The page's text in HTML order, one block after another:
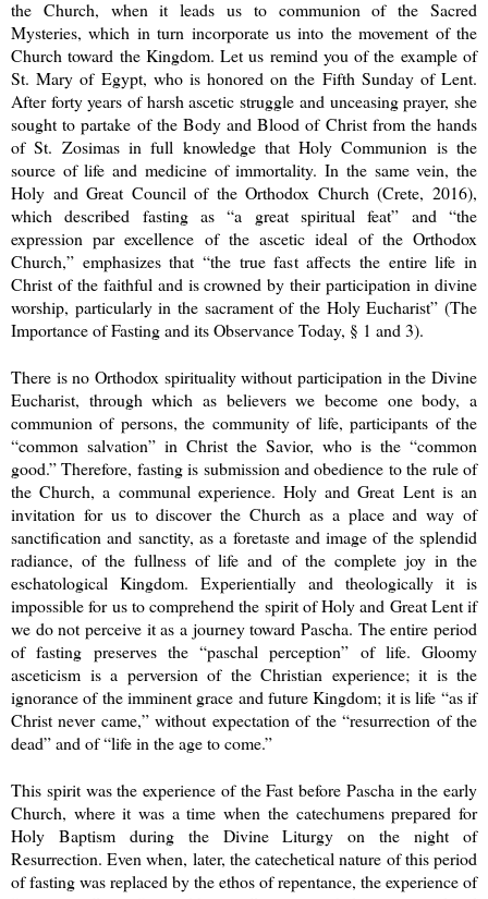
the Church, when it leads us to communion of the Sacred
Mysteries, which in turn incorporate us into the movement of the
Church toward the Kingdom. Let us remind you of the example of
St. Mary of Egypt, who is honored on the Fifth Sunday of Lent.
After forty years of harsh ascetic struggle and unceasing prayer, she
sought to partake of the Body and Blood of Christ from the hands
of St. Zosimas in full knowledge that Holy Communion is the
source of life and medicine of immortality. In the same vein, the
Holy and Great Council of the Orthodox Church (Crete, 2016),
which described fasting as “a great spiritual feat” and “the
expression par excellence of the ascetic ideal of the Orthodox
Church,” emphasizes that “the true fast affects the entire life in
Christ of the faithful and is crowned by their participation in divine
worship, particularly in the sacrament of the Holy Eucharist” (The
Importance of Fasting and its Observance Today, § 1 and 3).
There is no Orthodox spirituality without participation in the Divine
Eucharist, through which as believers we become one body, a
communion of persons, the community of life, participants of the
“common salvation” in Christ the Savior, who is the “common
good.” Therefore, fasting is submission and obedience to the rule of
the Church, a communal experience. Holy and Great Lent is an
invitation for us to discover the Church as a place and way of
sanctification and sanctity, as a foretaste and image of the splendid
radiance, of the fullness of life and of the complete joy in the
eschatological Kingdom. Experientially and theologically it is
impossible for us to comprehend the spirit of Holy and Great Lent if
we do not perceive it as a journey toward Pascha. The entire period
of fasting preserves the “paschal perception” of life. Gloomy
asceticism is a perversion of the Christian experience; it is the
ignorance of the imminent grace and future Kingdom; it is life “as if
Christ never came,” without expectation of the “resurrection of the
dead” and of “life in the age to come.”
This spirit was the experience of the Fast before Pascha in the early
Church, where it was a time when the catechumens prepared for
Holy Baptism during the Divine Liturgy on the night of
Resurrection. Even when, later, the catechetical nature of this period
of fasting was replaced by the ethos of repentance, the experience of